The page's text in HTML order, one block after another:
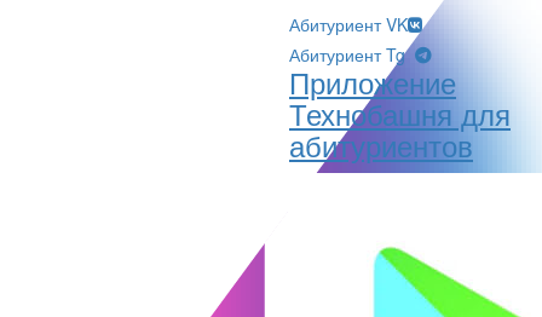
Абитуриент VK
Абитуриент Tg
Приложение
Технобашня для
абитуриентов